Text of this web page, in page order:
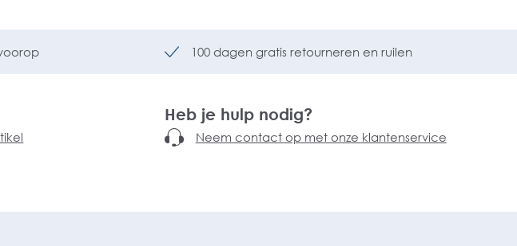
100 dagen gratis retourneren en ruilen
Heb je hulp nodig?
Neem contact op met onze klantenservice